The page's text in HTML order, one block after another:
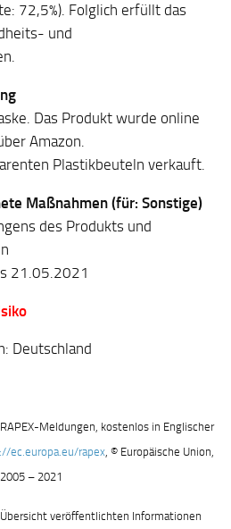
72,5%). Folglich erfüllt das
und
Das Produkt wurde online
Amazon.
Plastikbeuteln verkauft.
Maßnahmen (für: Sonstige)
des Produkts und
21.05.2021
Deutschland
Meldungen, kostenlos in Englischer
ec.europa.eu/rapex , © Europäische Union,
2005 – 2021
veröffentlichten Informationen